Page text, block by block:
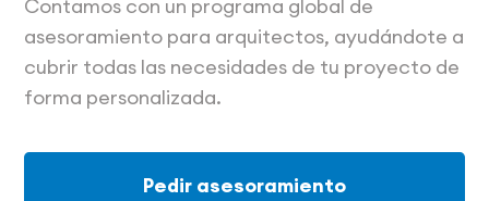
Contamos con un programa global de
asesoramiento para arquitectos, ayudándote a
cubrir todas las necesidades de tu proyecto de
forma personalizada.
Pedir asesoramiento